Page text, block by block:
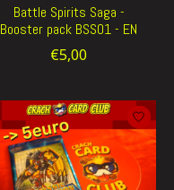
Battle Spirits Saga -
Booster pack BSS01 - EN
€5,00